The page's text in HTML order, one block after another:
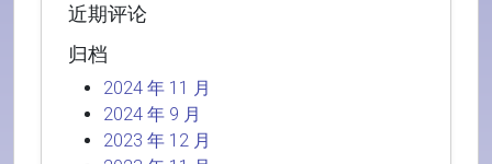
近期评论
归档
2024 年 11 月
2024 年 9 月
2023 年 12 月